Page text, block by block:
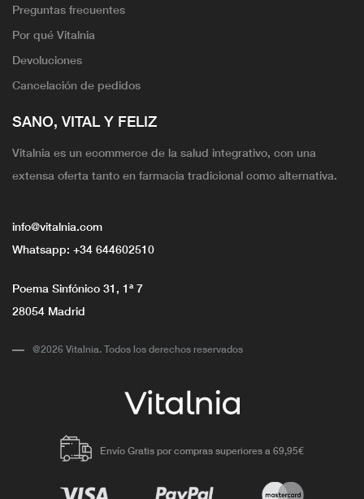
Preguntas frecuentes
Por qué Vitalnia
Devoluciones
Cancelación de pedidos
SANO, VITAL Y FELIZ
Vitalnia es un ecommerce de la salud integrativo, con una
extensa oferta tanto en farmacia tradicional como alternativa.
info@vitalnia.com
Whatsapp: +34 644602510
Poema Sinfónico 31, 1ª 7
28054 Madrid
@2026 Vitalnia. Todos los derechos reservados
Envío Gratis por compras superiores a 69,95€